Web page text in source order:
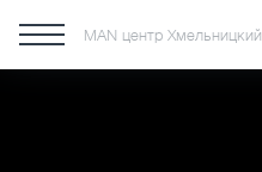
MAN центр Хмельницкий